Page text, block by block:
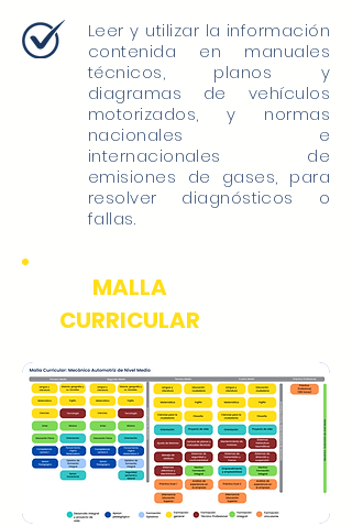
Leer y utilizar la información
contenida en manuales
técnicos, planos y
diagramas de vehículos
motorizados, y normas
nacionales e
internacionales de
emisiones de gases, para
resolver diagnósticos o
fallas.
MALLA
CURRICULAR